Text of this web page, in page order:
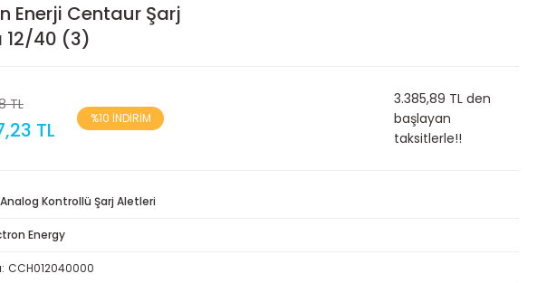
Enerji Centaur Şarj
12/40 (3)
TL
TL %10 İNDİRİM
3.385,89 TL den
başlayan
taksitlerle!!
Analog Kontrollü Şarj Aletleri
Energy
CCH012040000